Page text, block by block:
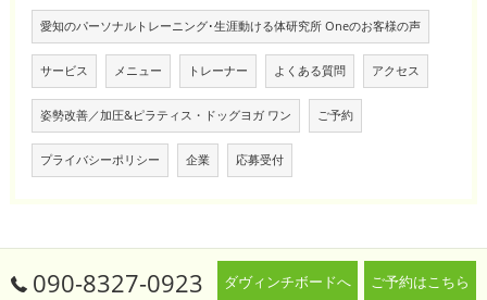
愛知のパーソナルトレーニング･生涯動ける体研究所 Oneのお客様の声
サービス メニュー トレーナー よくある質問 アクセス
姿勢改善／加圧&ピラティス・ドッグヨガ ワン ご予約
プライバシーポリシー 企業 応募受付
090-8327-0923 ダヴィンチボードへ ご予約はこちら